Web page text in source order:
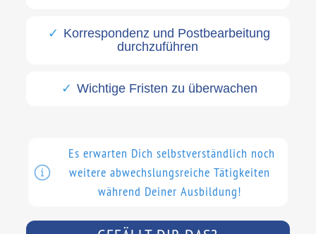
Korrespondenz und Postbearbeitung
durchzuführen
Wichtige Fristen zu überwachen
Es erwarten Dich selbstverständlich noch
weitere abwechslungsreiche Tätigkeiten
während Deiner Ausbildung!